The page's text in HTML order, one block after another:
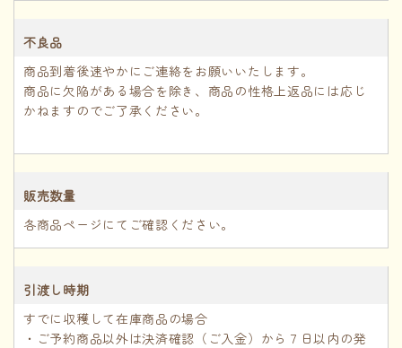
不良品
商品到着後速やかにご連絡をお願いいたします。
商品に欠陥がある場合を除き、商品の性格上返品には応じ
かねますのでご了承ください。
販売数量
各商品ページにてご確認ください。
引渡し時期
すでに収穫して在庫商品の場合
・ご予約商品以外は決済確認（ご入金）から７日以内の発